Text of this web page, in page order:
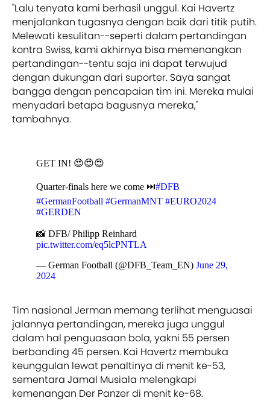
"Lalu tenyata kami berhasil unggul. Kai Havertz
menjalankan tugasnya dengan baik dari titik putih.
Melewati kesulitan--seperti dalam pertandingan
kontra Swiss, kami akhirnya bisa memenangkan
pertandingan--tentu saja ini dapat terwujud
dengan dukungan dari suporter. Saya sangat
bangga dengan pencapaian tim ini. Mereka mulai
menyadari betapa bagusnya mereka,"
tambahnya.
GET IN! 😍😍😍
Quarter-finals here we come ⏭️#DFB
#GermanFootball #GermanMNT #EURO2024
#GERDEN
📸 DFB/ Philipp Reinhard
pic.twitter.com/eq5lcPNTLA
— German Football (@DFB_Team_EN) June 29,
2024
Tim nasional Jerman memang terlihat menguasai
jalannya pertandingan, mereka juga unggul
dalam hal penguasaan bola, yakni 55 persen
berbanding 45 persen. Kai Havertz membuka
keunggulan lewat penaltinya di menit ke-53,
sementara Jamal Musiala melengkapi
kemenangan Der Panzer di menit ke-68.